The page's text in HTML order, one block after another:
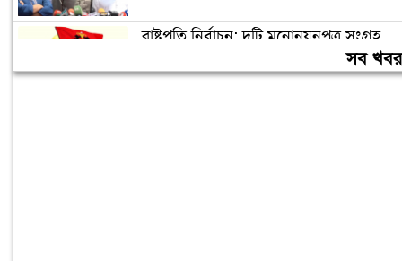
রাষ্ট্রপতি নির্বাচন: দুটি মনোনয়নপত্র সংগ্রহ
সব